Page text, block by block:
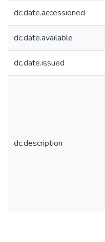
dc.date.accessioned
dc.date.available
dc.date.issued
dc.description